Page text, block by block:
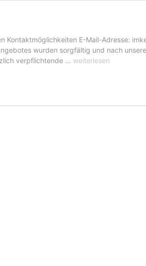
E-Mail-Adresse:
wurden sorgfältig und nach
verpflichtende … Impressum
weiterlesen